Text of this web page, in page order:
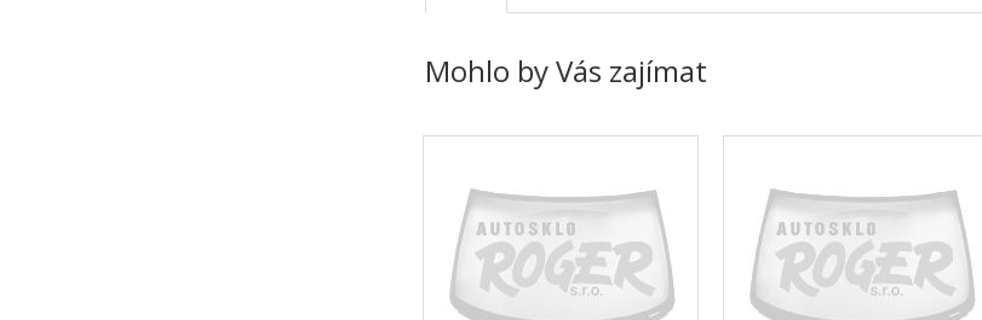
Mohlo by Vás zajímat